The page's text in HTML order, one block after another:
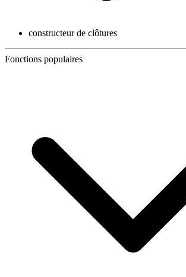
constructeur de clôtures
Fonctions populaires